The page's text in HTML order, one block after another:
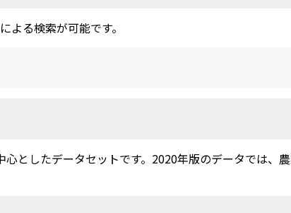
る検索が可能です。
としたデータセットです。2020年版のデータでは、